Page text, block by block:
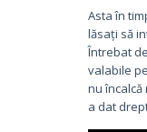
Asta în
lăsați să
Întrebat
valabile
nu încalcă
a dat